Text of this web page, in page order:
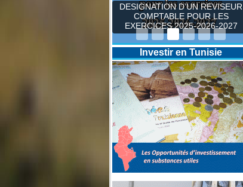
DESIGNATION D’UN REVISEUR
COMPTABLE POUR LES
EXERCICES 2025-2026-2027
Investir en Tunisie